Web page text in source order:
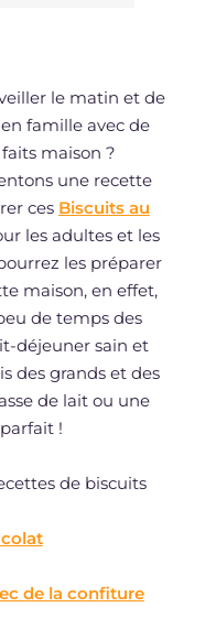
le matin et de
famille avec de
maison ?
une recette
ces Biscuits au
les adultes et les
les préparer
maison, en effet,
de temps des
déjeuner sain et
des grands et des
de lait ou une
!
de biscuits
de la confiture